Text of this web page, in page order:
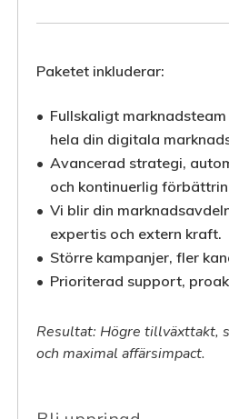
Paketet inkluderar:
Fullskaligt
hela din digitala
Avancerad strategi,
och kontinuerlig
Vi blir din
expertis och extern kraft.
Större kampanjer, fler
Prioriterad support,
Resultat: Högre tillväxttakt,
och maximal affärsimpact.